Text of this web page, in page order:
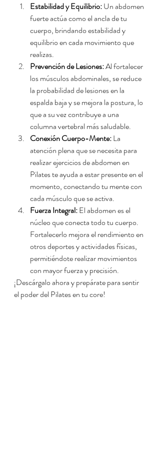
Estabilidad y Equilibrio: Un abdomen
fuerte actúa como el ancla de tu
cuerpo, brindando estabilidad y
equilibrio en cada movimiento que
realizas.
Prevención de Lesiones: Al fortalecer
los músculos abdominales, se reduce
la probabilidad de lesiones en la
espalda baja y se mejora la postura, lo
que a su vez contribuye a una
columna vertebral más saludable.
Conexión Cuerpo-Mente: La
atención plena que se necesita para
realizar ejercicios de abdomen en
Pilates te ayuda a estar presente en el
momento, conectando tu mente con
cada músculo que se activa.
Fuerza Integral: El abdomen es el
núcleo que conecta todo tu cuerpo.
Fortalecerlo mejora el rendimiento en
otros deportes y actividades físicas,
permitiéndote realizar movimientos
con mayor fuerza y precisión.
¡Descárgalo ahora y prepárate para sentir
el poder del Pilates en tu core!